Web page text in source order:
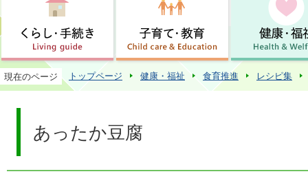
現在のページ トップページ 健康・福祉 食育推進 レシピ集
あったか豆腐